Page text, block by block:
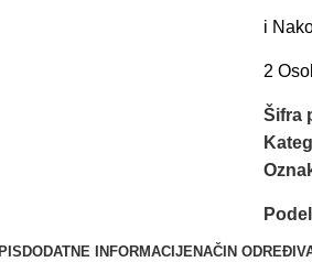
i
2
Šifra
DODATNE INFORMACIJENAČIN